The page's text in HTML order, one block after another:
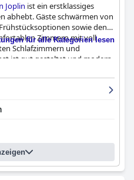
Joplin ist ein erstklassiges
abhebt. Gäste schwärmen von
sowie den
Zimmern mit voll
Schlafzimmern und
ist gut gestaltet und modern,
Personal tut alles, um
wie möglich zu gestalten,
und Professionalität.
sie von einigen Gästen als
Hotel ist stolz auf seine
sind
und angenehmen
für alle Kategorien lesen